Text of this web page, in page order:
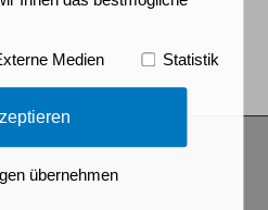
Medien Statistik
übernehmen